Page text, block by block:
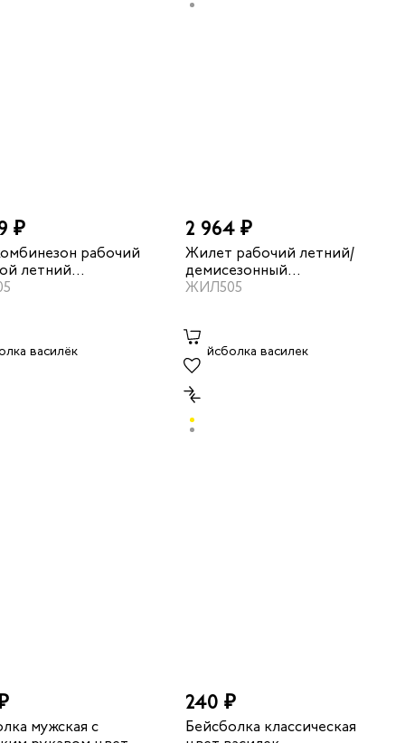
₽
рабочий
летний
цвет василек/
2 964 ₽
Жилет рабочий летний/
демисезонный
"Мегаполис" цвет василёк/
ЖИЛ505
мужская с
240 ₽
Бейсболка классическая